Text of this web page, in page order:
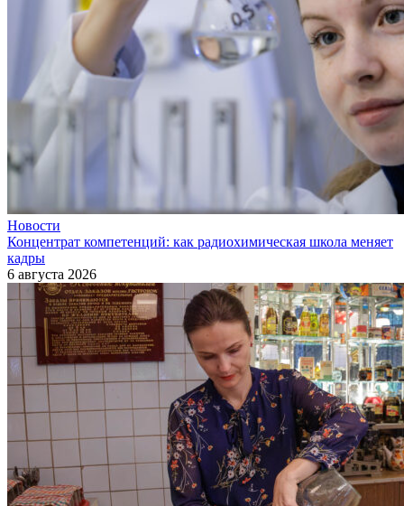
Новости
Концентрат компетенций: как радиохимическая школа меняет
кадры
6 августа 2026